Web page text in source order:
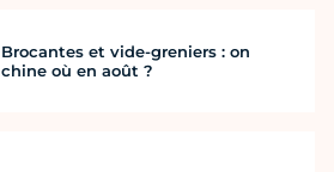
Brocantes et vide-greniers : on
chine où en août ?